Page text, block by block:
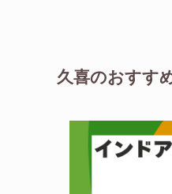
久喜のおすす